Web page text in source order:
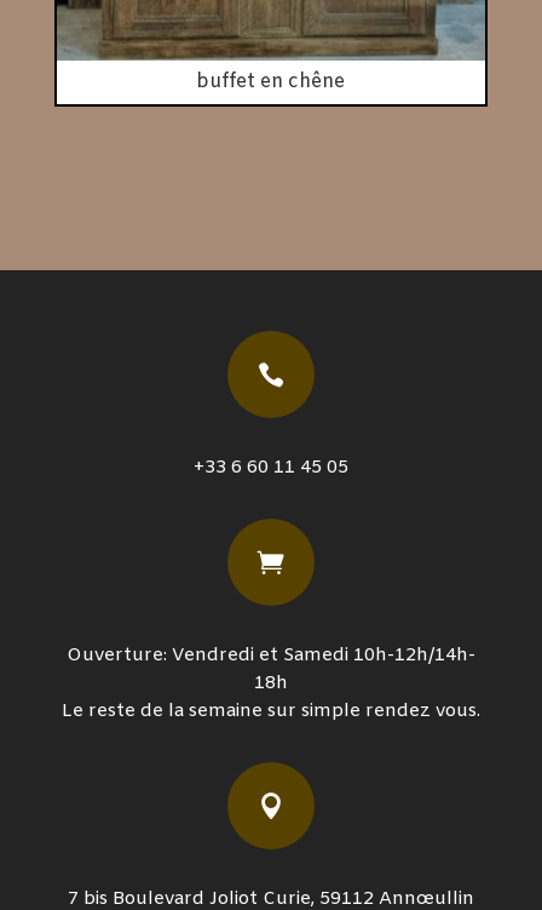
buffet en chêne

+33 6 60 11 45 05

Ouverture: Vendredi et Samedi 10h-12h/14h-
18h
Le reste de la semaine sur simple rendez vous.

7 bis Boulevard Joliot Curie, 59112 Annœullin